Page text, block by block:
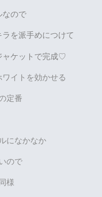
なので
を派手めにつけて
ャケットで完成♡
イトを効かせる
定番
になかなか
ので
様